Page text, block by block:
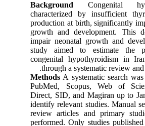
Background
Congenital
characterized by insufficient
production at birth, significantly
growth and development. This
impair neonatal growth and
study aimed to estimate the
congenital hypothyroidism in
through a systematic review
MethodsA systematic search
PubMed, Scopus, Web of
Direct, SID, and Magiran up to
identify relevant studies. Manual
review articles and primary
performed. Only studies